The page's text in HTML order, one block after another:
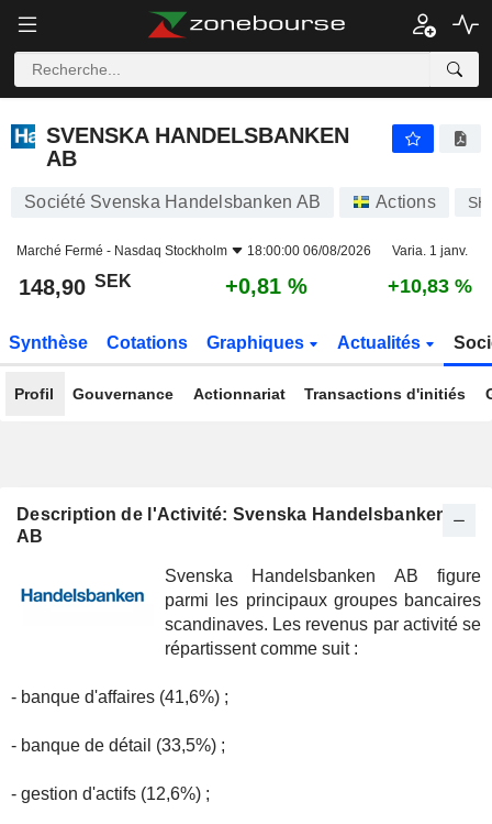
SVENSKA HANDELSBANKEN
AB
Société Svenska Handelsbanken AB Actions
Marché Fermé - Nasdaq Stockholm 18:00:00 06/08/2026 Varia. 1 janv.
148,90 SEK +0,81 % +10,83 %
Synthèse Cotations Graphiques Actualités
Profil Gouvernance Actionnariat Transactions d'initiés
Description de l'Activité: Svenska Handelsbanken
AB
Svenska Handelsbanken AB figure
parmi les principaux groupes bancaires
scandinaves. Les revenus par activité se
répartissent comme suit :
- banque d'affaires (41,6%) ;
- banque de détail (33,5%) ;
- gestion d'actifs (12,6%) ;